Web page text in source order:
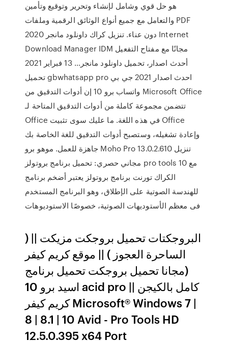
هو حل قوي وشامل لإنشاء وتحرير وتوقيع وتأمين
والتعامل مع جميع أنواع الوثائق الرقمية وملفات PDF
دون عناء. تنزيل كراك داونلود مانجر 2020 Internet
Download Manager IDM مجانًا مع مفتاح التفعيل
أحدث اصدار، تحميل داونلود مانجر… 13 فبراير 2021
تحميل gbwhatsapp pro احدث اصدار 2021 جي بي
واتساب برو 10 إن أدوات التدقيق من Microsoft Office
تتضمن مجموعة كاملة من أدوات التدقيق المتاحة لـ
Office في هذه اللغة. ما عليك سوى تثبيت Office
وإعادة تشغيله، وستصبح أدوات التدقيق للغة الخاصة بك
جاهزة للعمل. موهو برو Moho Pro 13.0.2.610 تنزيل
مجاني حصري: تحميل برنامج بروتولز pro tools 10 مع
الكراك تورنت برنامج بروتولز يعتبر أضخم برنامج
للهندسة الصوتية على الإطلاق، وهو البرنامج المستخدم
فى معظم الأستوديهات الصوتية، خصوصًا الاستوديوهات
البروجكتات تحميل بروجكت مزيكت || (
الساحرة العجوز ) || موقع كريم كيفر
(مجانا تحميل بروجكت تحميل برنامج
اسيد برو 10 acid pro كامل بالكيجن ||
كريم كيفر Microsoft® Windows 7 |
8 | 8.1 | 10 Avid - Pro Tools HD
12.5.0.395 x64 Port